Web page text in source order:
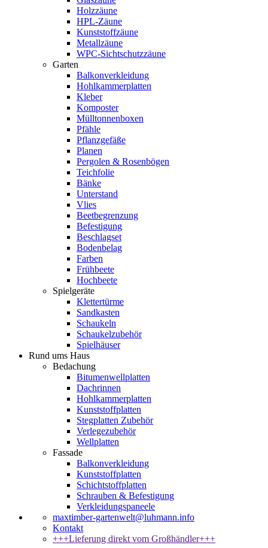
Holzzäune
HPL-Zäune
Kunststoffzäune
Metallzäune
WPC-Sichtschutzzäune
Garten
Balkonverkleidung
Hohlkammerplatten
Kleber
Komposter
Mülltonnenboxen
Pfähle
Pflanzgefäße
Planen
Pergolen & Rosenbögen
Teichfolie
Bänke
Unterstand
Vlies
Beetbegrenzung
Befestigung
Beschlagset
Bodenbelag
Farben
Frühbeete
Hochbeete
Spielgeräte
Klettertürme
Sandkasten
Schaukeln
Schaukelzubehör
Spielhäuser
Rund ums Haus
Bedachung
Bitumenwellplatten
Dachrinnen
Hohlkammerplatten
Kunststoffplatten
Stegplatten Zubehör
Verlegezubehör
Wellplatten
Fassade
Balkonverkleidung
Kunststoffplatten
Schichtstoffplatten
Schrauben & Befestigung
Verkleidungspaneele
maxtimber-gartenwelt@luhmann.info
Kontakt
+++Lieferung direkt vom Großhändler+++